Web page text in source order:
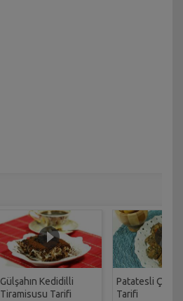
Gülşahın Kedidilli
Tiramisusu Tarifi
Patatesli Çıtır
Tarifi